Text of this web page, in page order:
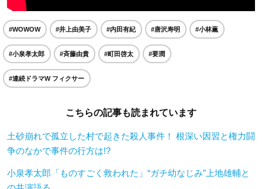
#WOWOW #井上由美子 #内田有紀 #唐沢寿明 #小林薫
#小泉孝太郎 #斉藤由貴 #町田啓太 #要潤
#連続ドラマW フィクサー
こちらの記事も読まれています
土砂崩れで孤立した村で起きた殺人事件！ 根深い因習と権力闘
争のなかで事件の行方は!?
小泉孝太郎「ものすごく救われた」“ガチ幼なじみ”上地雄輔と